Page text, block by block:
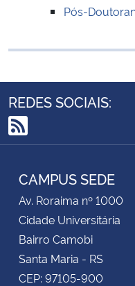
Secretaria de Governo
Gabinete de Segurança
Banco Central do Brasil
Pós-
REDES SOCIAIS:
RSS
CAMPUS SEDE
Av. Roraima nº 1000
Cidade Universitária
Bairro Camobi
Santa Maria - RS
CEP: 97105-900